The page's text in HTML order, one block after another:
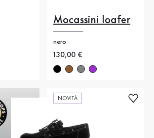
Mocassini loafer
nero
Nuovo prezzo
130,00 €
NOVITÀ